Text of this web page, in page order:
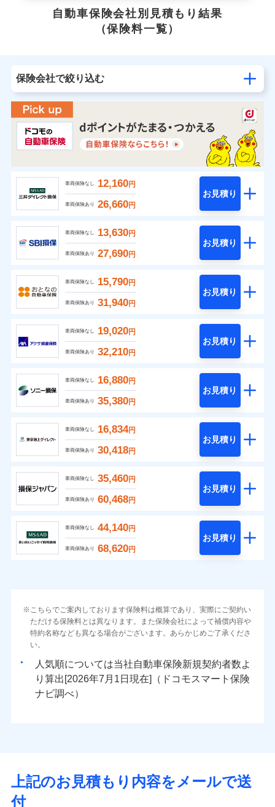
自動車保険会社別見積もり結果
（保険料一覧）
保険会社で絞り込む
車両保険なし 12,160円
車両保険あり 26,660円
お見積り
車両保険なし 13,630円
車両保険あり 27,690円
お見積り
車両保険なし 15,790円
車両保険あり 31,940円
お見積り
車両保険なし 19,020円
車両保険あり 32,210円
お見積り
車両保険なし 16,880円
車両保険あり 35,380円
お見積り
車両保険なし 16,834円
車両保険あり 30,418円
お見積り
車両保険なし 35,460円
車両保険あり 60,468円
お見積り
車両保険なし 44,140円
車両保険あり 68,620円
お見積り
こちらでご案内しております保険料は概算であり、実際にご契約い
ただける保険料とは異なります。また保険会社によって補償内容や
特約名称なども異なる場合がございます。あらかじめご了承くださ
い。
人気順については当社
新規契約者数よ
り算出[
年 月
日現在]（ドコモスマート保険
ナビ調べ）
上記のお見積もり内容をメールで送
付